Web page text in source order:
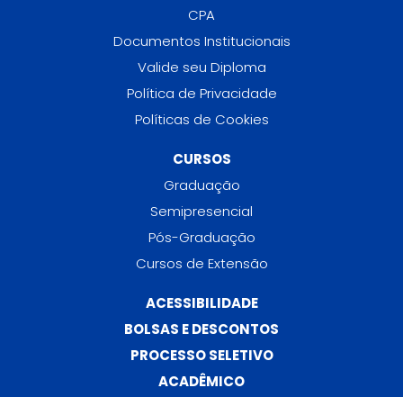
CPA
Documentos Institucionais
Valide seu Diploma
Política de Privacidade
Políticas de Cookies
CURSOS
Graduação
Semipresencial
Pós-Graduação
Cursos de Extensão
ACESSIBILIDADE
BOLSAS E DESCONTOS
PROCESSO SELETIVO
ACADÊMICO